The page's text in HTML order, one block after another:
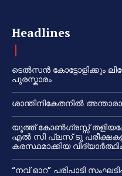
Headlines
ടെൽസൻ കോട്ടോളിക്കും
പുരസ്കാരം
ശാന്തിനികേതനിൽ
യൂത്ത് കോൺഗ്രസ്സ്
എൽ സി പ്ലസ് ടു
കരസ്ഥമാക്കിയ
“നവ് ഓറ” പരിപാടി